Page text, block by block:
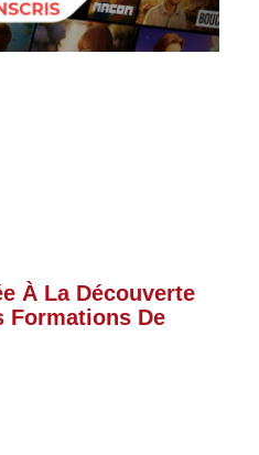
À La Découverte
Formations De